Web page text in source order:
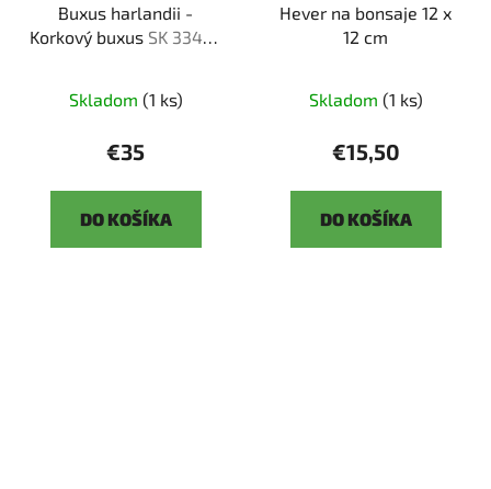
Buxus harlandii -
Korkový buxus SK 3344-
Skladom (1 ks)
€35
DO KOŠÍKA
Hever na bonsaje 12 x
12 cm
Skladom (1 ks)
€15,50
DO KOŠÍKA